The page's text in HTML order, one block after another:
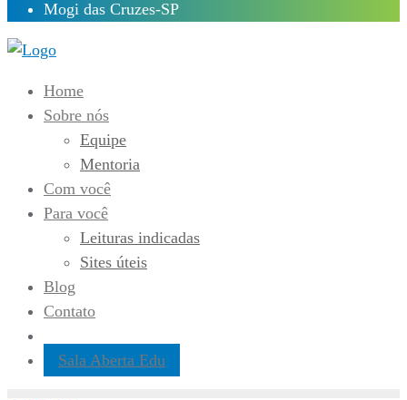
Mogi das Cruzes-SP
Home
Sobre nós
Equipe
Mentoria
Com você
Para você
Leituras indicadas
Sites úteis
Blog
Contato
Sala Aberta Edu